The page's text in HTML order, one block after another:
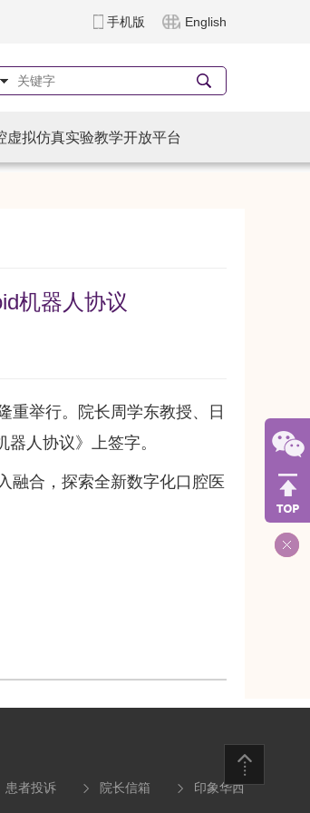
手机版 English
虚拟仿真实验教学开放平台
机器人协议
重举行。院长周学东教授、日
人协议》上签字。
融合，探索全新数字化口腔医
患者投诉 院长信箱 印象华西